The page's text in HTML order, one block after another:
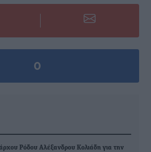
0
Ρόδου Αλέξανδρου Κολιάδη για την